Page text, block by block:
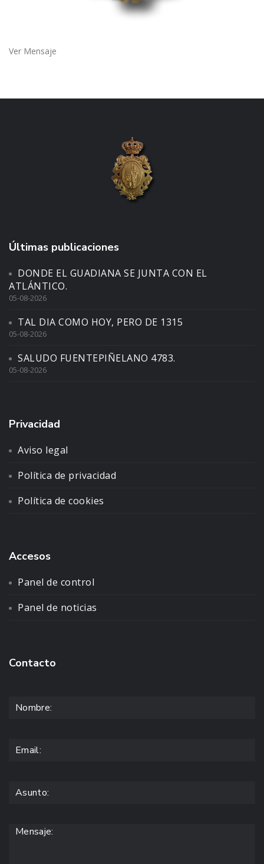
Ver Mensaje
Últimas publicaciones
DONDE EL GUADIANA SE JUNTA CON EL
ATLÁNTICO.
05-08-2026
TAL DIA COMO HOY, PERO DE 1315
05-08-2026
SALUDO FUENTEPIÑELANO 4783.
05-08-2026
Privacidad
Aviso legal
Política de privacidad
Política de cookies
Accesos
Panel de control
Panel de noticias
Contacto